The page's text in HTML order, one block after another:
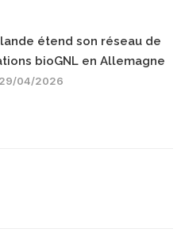
étend son réseau de
bioGNL en Allemagne
29/04/2026